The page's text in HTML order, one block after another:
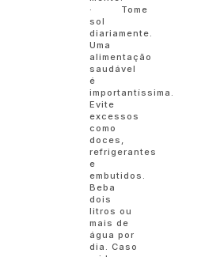
· Tome
sol
diariamente.
Uma
alimentação
saudável
é
importantíssima.
Evite
excessos
como
doces,
refrigerantes
e
embutidos.
Beba
dois
litros ou
mais de
água por
dia. Caso